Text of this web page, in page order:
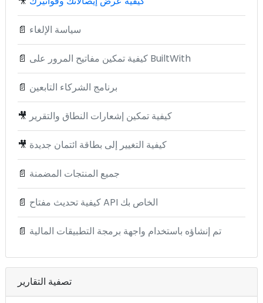
📄 سياسة الإلغاء
📄 كيفية تمكين مفاتيح المرور على BuiltWith
📄 برنامج الشركاء التابعين
🎥 كيفية تمكين إشعارات النطاق والتقرير
🎥 كيفية التغيير إلى بطاقة ائتمان جديدة
📄 جميع المنتجات المضمنة
📄 كيفية تحديث مفتاح API الخاص بك
📄 تم إنشاؤه باستخدام واجهة برمجة التطبيقات المالية
تصفية التقارير